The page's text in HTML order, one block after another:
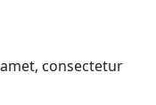
consectetur